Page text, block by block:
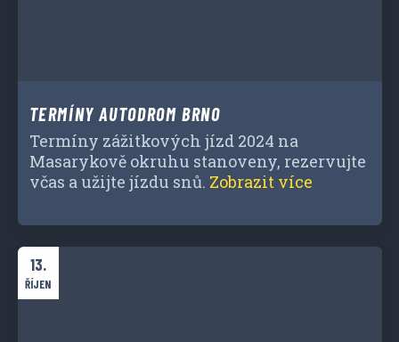
TERMÍNY AUTODROM BRNO
Termíny zážitkových jízd 2024 na
Masarykově okruhu stanoveny, rezervujte
včas a užijte jízdu snů. Zobrazit více
13.
ŘÍJEN